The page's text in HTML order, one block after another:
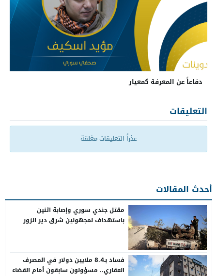
دفاعاً عن المعرفة كمعيار
التعليقات
عذراً التعليقات مغلقة
أحدث المقالات
مقتل جندي سوري وإصابة اثنين
باستهداف لمجهولين شرق دير الزور
فساد بـ8.4 ملايين دولار في المصرف
العقاري.. مسؤولون سابقون أمام القضاء